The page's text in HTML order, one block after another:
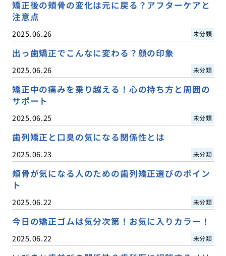
矯正後の頬骨の変化は元に戻る？アフターケアと
注意点
2025.06.26 未分類
出っ歯矯正でこんなに変わる？顔の印象
2025.06.26 未分類
矯正中の痛みを乗り越える！心の持ち方と周囲の
サポート
2025.06.25 未分類
歯列矯正と口臭の気になる関係性とは
2025.06.23 未分類
頬骨が気になる人のための歯列矯正選びのポイン
ト
2025.06.22 未分類
今日の矯正ゴムは気分次第！お気に入りカラー！
2025.06.22 未分類